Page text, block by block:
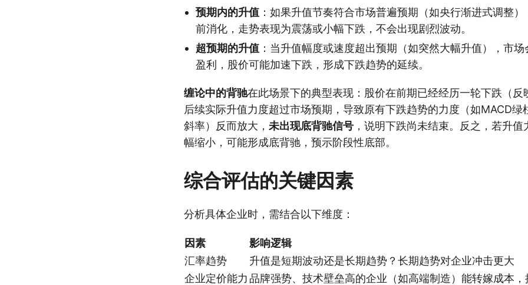
预期内的升值 ：如果升值节奏符合市场普遍预期（如央行渐进式调整
前消化，走势表现为震荡或小幅下跌，不会出现剧烈波动。
超预期的升值 ：当升值幅度或速度超出预期（如突然大幅升值），市
盈利，股价可能加速下跌，形成下跌趋势的延续。
缠论中的背驰在此场景下的典型表现：股价在前期已经经历一轮下跌（反
后续实际升值力度超过市场预期，导致原有下跌趋势的力度（如MACD绿
斜率）反而放大， 未出现底背驰信号 ，说明下跌尚未结束。反之，若升
幅缩小，可能形成底背驰，预示阶段性底部。
综合评估的关键因素
分析具体企业时，需结合以下维度：
因素
影响逻辑
汇率趋势
升值是短期波动还是长期趋势？长期趋势对企业冲击更大
企业定价能力 品牌强势、技术壁垒高的企业（如高端制造）能转嫁成本